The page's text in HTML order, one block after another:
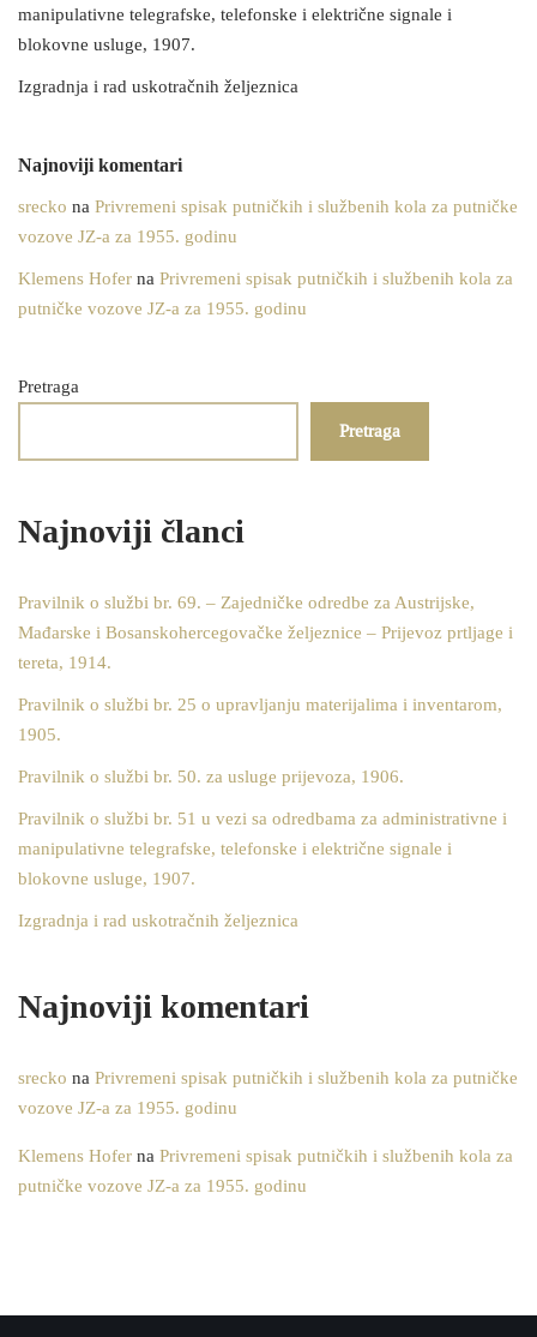
manipulativne telegrafske, telefonske i električne signale i
blokovne usluge, 1907.
Izgradnja i rad uskotračnih željeznica
Najnoviji komentari
srecko na Privremeni spisak putničkih i službenih kola za putničke
vozove JZ-a za 1955. godinu
Klemens Hofer na Privremeni spisak putničkih i službenih kola za
putničke vozove JZ-a za 1955. godinu
Pretraga
Pretraga
Najnoviji članci
Pravilnik o službi br. 69. – Zajedničke odredbe za Austrijske,
Mađarske i Bosanskohercegovačke željeznice – Prijevoz prtljage i
tereta, 1914.
Pravilnik o službi br. 25 o upravljanju materijalima i inventarom,
1905.
Pravilnik o službi br. 50. za usluge prijevoza, 1906.
Pravilnik o službi br. 51 u vezi sa odredbama za administrativne i
manipulativne telegrafske, telefonske i električne signale i
blokovne usluge, 1907.
Izgradnja i rad uskotračnih željeznica
Najnoviji komentari
srecko na Privremeni spisak putničkih i službenih kola za putničke
vozove JZ-a za 1955. godinu
Klemens Hofer na Privremeni spisak putničkih i službenih kola za
putničke vozove JZ-a za 1955. godinu